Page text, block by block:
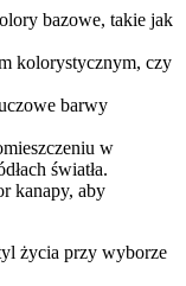
bazowe, takie jak
kolorystycznym, czy
barwy
w
światła.
kanapy, aby
życia przy wyborze